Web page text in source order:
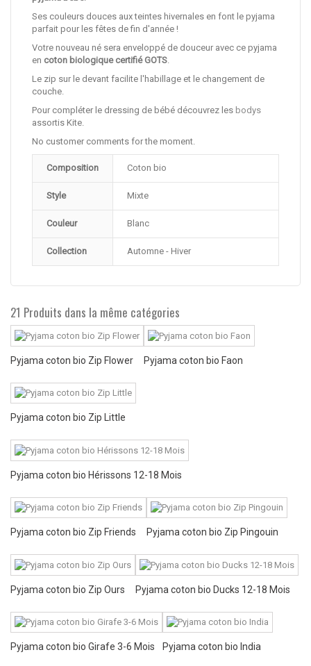
Ses couleurs douces aux teintes hivernales en font le pyjama
parfait pour les fêtes de fin d'année !
Votre nouveau né sera enveloppé de douceur avec ce pyjama
en coton biologique certifié GOTS.
Le zip sur le devant facilite l'habillage et le changement de
couche.
Pour compléter le dressing de bébé découvrez les bodys
assortis Kite.
No customer comments for the moment.
Composition Coton bio
Style Mixte
Couleur Blanc
Collection Automne - Hiver
21 Produits dans la même catégories
Pyjama coton bio Zip Flower Pyjama coton bio Faon
Pyjama coton bio Zip Little
Pyjama coton bio Hérissons 12-18 Mois
Pyjama coton bio Zip Friends Pyjama coton bio Zip Pingouin
Pyjama coton bio Zip Ours Pyjama coton bio Ducks 12-18 Mois
Pyjama coton bio Girafe 3-6 Mois Pyjama coton bio India